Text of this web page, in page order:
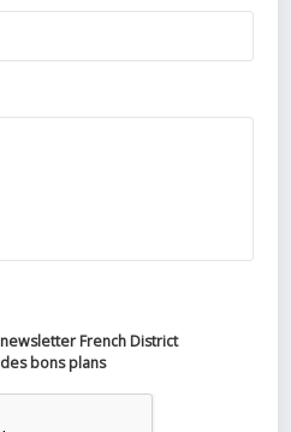
French District
bons plans